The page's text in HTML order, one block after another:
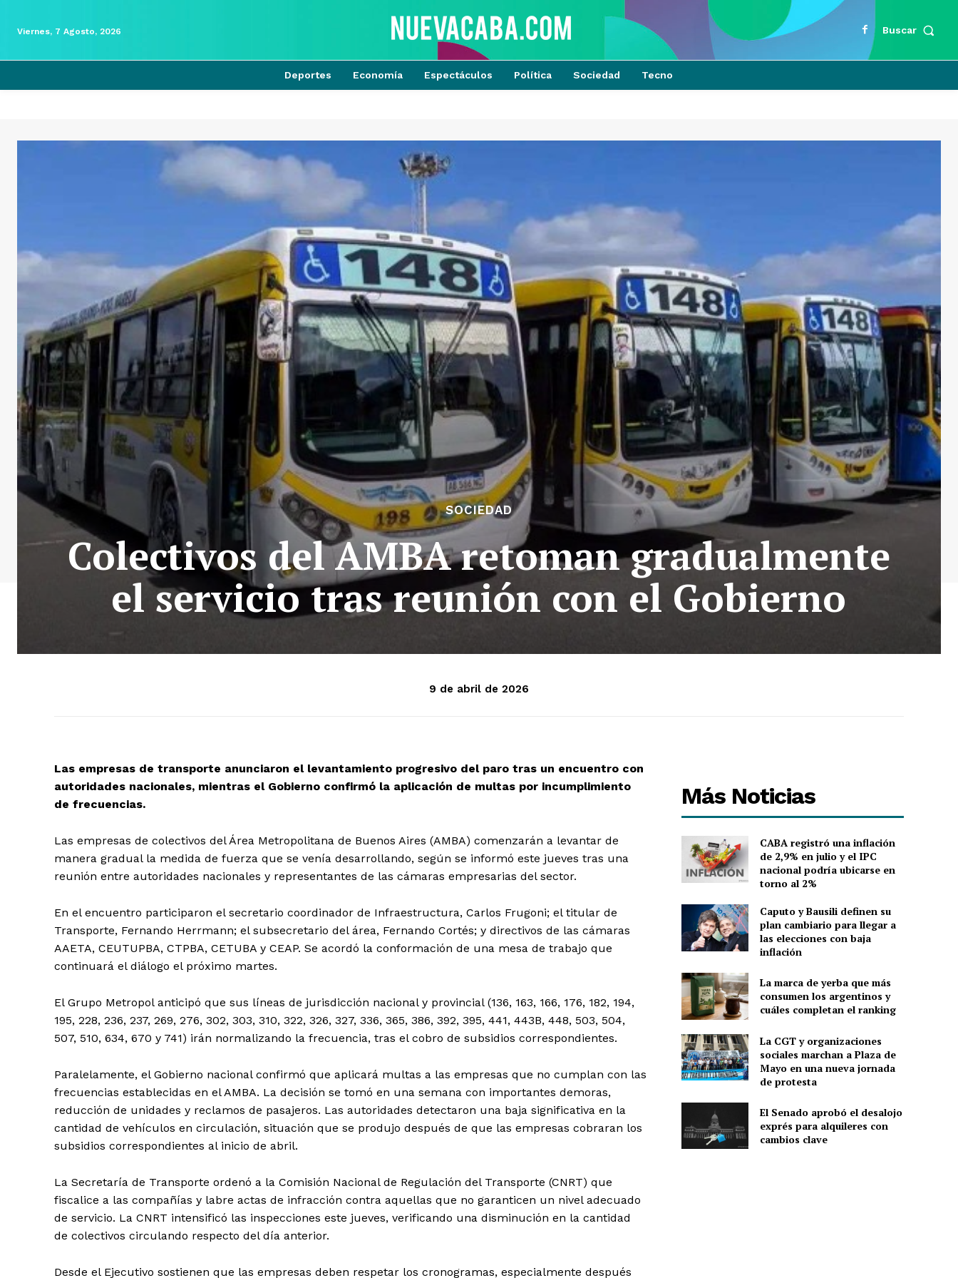
Viernes, 7 Agosto, 2026 Buscar
Deportes Economía Espectáculos Política Sociedad Tecno
SOCIEDAD
Colectivos del AMBA retoman gradualmente
el servicio tras reunión con el Gobierno
9 de abril de 2026
Las empresas de transporte anunciaron el levantamiento progresivo del paro tras un encuentro con
autoridades nacionales, mientras el Gobierno confirmó la aplicación de multas por incumplimiento
de frecuencias.
Las empresas de colectivos del Área Metropolitana de Buenos Aires (AMBA) comenzarán a levantar de
manera gradual la medida de fuerza que se venía desarrollando, según se informó este jueves tras una
reunión entre autoridades nacionales y representantes de las cámaras empresarias del sector.
En el encuentro participaron el secretario coordinador de Infraestructura, Carlos Frugoni; el titular de
Transporte, Fernando Herrmann; el subsecretario del área, Fernando Cortés; y directivos de las cámaras
AAETA, CEUTUPBA, CTPBA, CETUBA y CEAP. Se acordó la conformación de una mesa de trabajo que
continuará el diálogo el próximo martes.
El Grupo Metropol anticipó que sus líneas de jurisdicción nacional y provincial (136, 163, 166, 176, 182, 194,
195, 228, 236, 237, 269, 276, 302, 303, 310, 322, 326, 327, 336, 365, 386, 392, 395, 441, 443B, 448, 503, 504,
507, 510, 634, 670 y 741) irán normalizando la frecuencia, tras el cobro de subsidios correspondientes.
Paralelamente, el Gobierno nacional confirmó que aplicará multas a las empresas que no cumplan con las
frecuencias establecidas en el AMBA. La decisión se tomó en una semana con importantes demoras,
reducción de unidades y reclamos de pasajeros. Las autoridades detectaron una baja significativa en la
cantidad de vehículos en circulación, situación que se produjo después de que las empresas cobraran los
subsidios correspondientes al inicio de abril.
La Secretaría de Transporte ordenó a la Comisión Nacional de Regulación del Transporte (CNRT) que
fiscalice a las compañías y labre actas de infracción contra aquellas que no garanticen un nivel adecuado
de servicio. La CNRT intensificó las inspecciones este jueves, verificando una disminución en la cantidad
de colectivos circulando respecto del día anterior.
Desde el Ejecutivo sostienen que las empresas deben respetar los cronogramas, especialmente después
Más Noticias
CABA registró una inflación
de 2,9% en julio y el IPC
nacional podría ubicarse en
torno al 2%
Caputo y Bausili definen su
plan cambiario para llegar a
las elecciones con baja
inflación
La marca de yerba que más
consumen los argentinos y
cuáles completan el ranking
La CGT y organizaciones
sociales marchan a Plaza de
Mayo en una nueva jornada
de protesta
El Senado aprobó el desalojo
exprés para alquileres con
cambios clave